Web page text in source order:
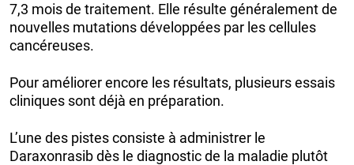
7,3 mois de traitement. Elle résulte généralement de
nouvelles mutations développées par les cellules
cancéreuses.
Pour améliorer encore les résultats, plusieurs essais
cliniques sont déjà en préparation.
L’une des pistes consiste à administrer le
Daraxonrasib dès le diagnostic de la maladie plutôt